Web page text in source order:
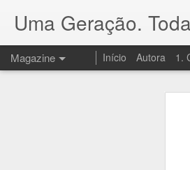
Uma Geração.
Magazine Início Autora 1.